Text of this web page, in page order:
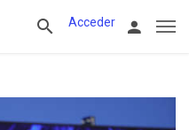
Acceder